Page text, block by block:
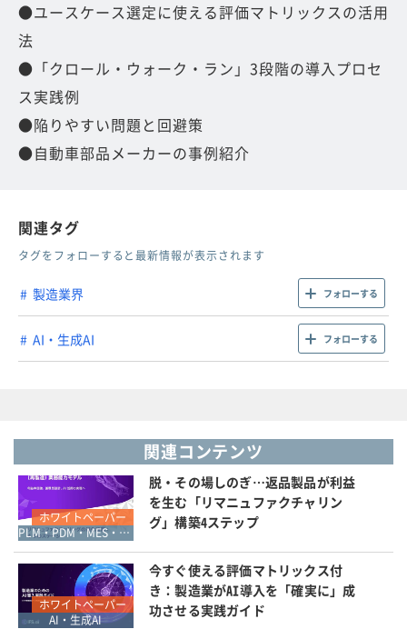
●ユースケース選定に使える評価マトリックスの活用
法
●「クロール・ウォーク・ラン」3段階の導入プロセ
ス実践例
●陥りやすい問題と回避策
●自動車部品メーカーの事例紹介
関連タグ
タグをフォローすると最新情報が表示されます
製造業界 フォローする
AI・生成AI フォローする
関連コンテンツ
ホワイトペーパー
PLM・PDM・MES・SCADA・QMS
脱・その場しのぎ…返品製品が利益
を生む「リマニュファクチャリン
グ」構築4ステップ
ホワイトペーパー
AI・生成AI
今すぐ使える評価マトリックス付
き：製造業がAI導入を「確実に」成
功させる実践ガイド